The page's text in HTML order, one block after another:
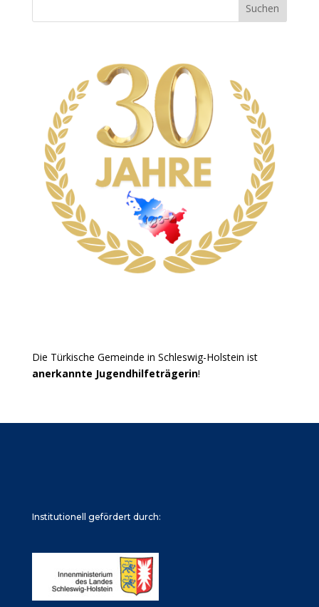
Suchen
Die Türkische Gemeinde in Schleswig-Holstein ist
anerkannte Jugendhilfeträgerin!
Institutionell gefördert durch: